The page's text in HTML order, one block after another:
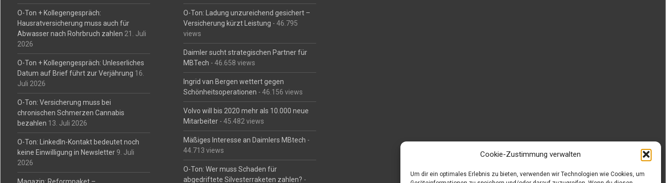
Cookie-Zustimmung verwalten
Um dir ein optimales Erlebnis zu bieten, verwenden wir Technologien wie Cookies, um
O-Ton + Kollegengespräch:
Hausratversicherung muss auch für
Abwasser nach Rohrbruch zahlen 21. Juli
2026
O-Ton + Kollegengespräch: Unleserliches
Datum auf Brief führt zur Verjährung 16.
Juli 2026
O-Ton: Versicherung muss bei
chronischen Schmerzen Cannabis
bezahlen 13. Juli 2026
O-Ton: LinkedIn-Kontakt bedeutet noch
keine Einwilligung in Newsletter 9. Juli
2026
O-Ton: Ladung unzureichend gesichert –
Versicherung kürzt Leistung - 46.795
views
Daimler sucht strategischen Partner für
MBTech - 46.658 views
Ingrid van Bergen wettert gegen
Schönheitsoperationen - 46.156 views
Volvo will bis 2020 mehr als 10.000 neue
Mitarbeiter - 45.482 views
Mäßiges Interesse an Daimlers MBtech -
44.713 views
O-Ton: Wer muss Schaden für
abgedriftete Silvesterraketen zahlen? -